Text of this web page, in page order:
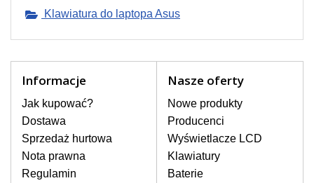
pracowała jak powinna. Oferujemy
producentów. Na naszej stronie
wyszukiwarki. Wystarczy znać model
laptopa. Przy każdej klawiaturze nie
może brakować szczególowe zdjęcie do
aktualnego stanu naszego magazynu.
W JAKI SPOSÓB MOŻE SIĘ
Klawiatura do laptopa Asus
Informacje
Jak kupować?
Dostawa
Sprzedaż hurtowa
Nota prawna
Regulamin
Nasze oferty
Nowe produkty
Producenci
Wyświetlacze LCD
Klawiatury
Baterie